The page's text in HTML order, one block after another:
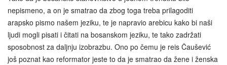
nepismeno, a on je smatrao da zbog toga treba prilagoditi
arapsko pismo našem jeziku, te je napravio arebicu kako bi naši
ljudi mogli pisati i čitati na bosanskom jeziku, te tako zadržati
sposobnost za daljnju izobrazbu. Ono po čemu je reis Čaušević
još poznat kao reformator jeste to da je smatrao da žene i ženska